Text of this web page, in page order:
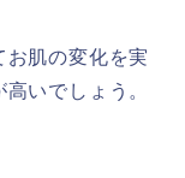
お肌の変化を実
いでしょう。